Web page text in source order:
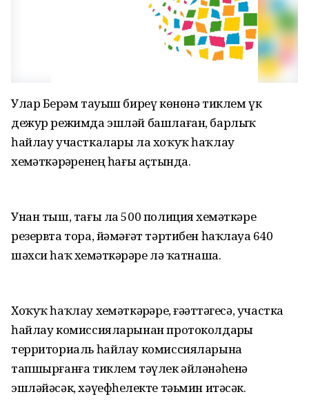
Улар Берҙәм тауыш биреү көнөнә тиклем үк
дежур режимда эшләй башлаған, барлыҡ
һайлау участкалары ла хоҡуҡ һаҡлау
хеҙмәткәрҙәренең һағы аҫтында.
Унан тыш, тағы ла 500 полиция хеҙмәткәре
резервта тора, йәмәғәт тәртибен һаҡлауҙа 640
шәхси һаҡ хеҙмәткәрҙәре лә ҡатнаша.
Хоҡуҡ һаҡлау хеҙмәткәрҙәре, ғәҙәттәгесә, участка
һайлау комиссияларынан протоколдарҙы
территориаль һайлау комиссияларына
тапшырғанға тиклем тәүлек әйләнәһенә
эшләйәсәк, хәүефһеҙлекте тәьмин итәсәк.